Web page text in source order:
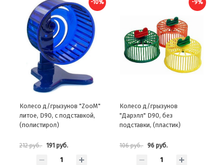
-10%
Колесо д/грызунов "ZooM"
литое, D90, с подставкой,
(полистирол)
212 руб. 191 руб.
-9%
Колесо д/грызунов
"Дарэлл" D90, без
подставки, (пластик)
106 руб. 96 руб.